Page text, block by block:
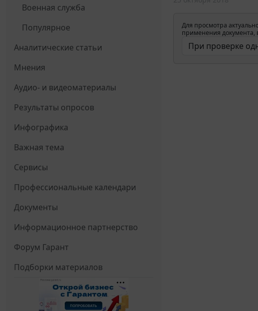
Военная служба
Популярное
Аналитические статьи
Мнения
Аудио- и видеоматериалы
Результаты опросов
Инфографика
Важная тема
Сервисы
Профессиональные календари
Документы
Информационное партнерство
Форум Гарант
Подборки материалов
Для просмотра
применения документа,